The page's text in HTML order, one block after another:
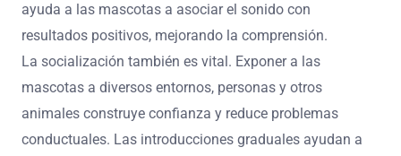
ayuda a las mascotas a asociar el sonido con
resultados positivos, mejorando la comprensión.
La socialización también es vital. Exponer a las
mascotas a diversos entornos, personas y otros
animales construye confianza y reduce problemas
conductuales. Las introducciones graduales ayudan a